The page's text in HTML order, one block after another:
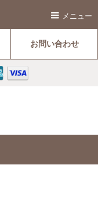
メニュー
お問い合わせ